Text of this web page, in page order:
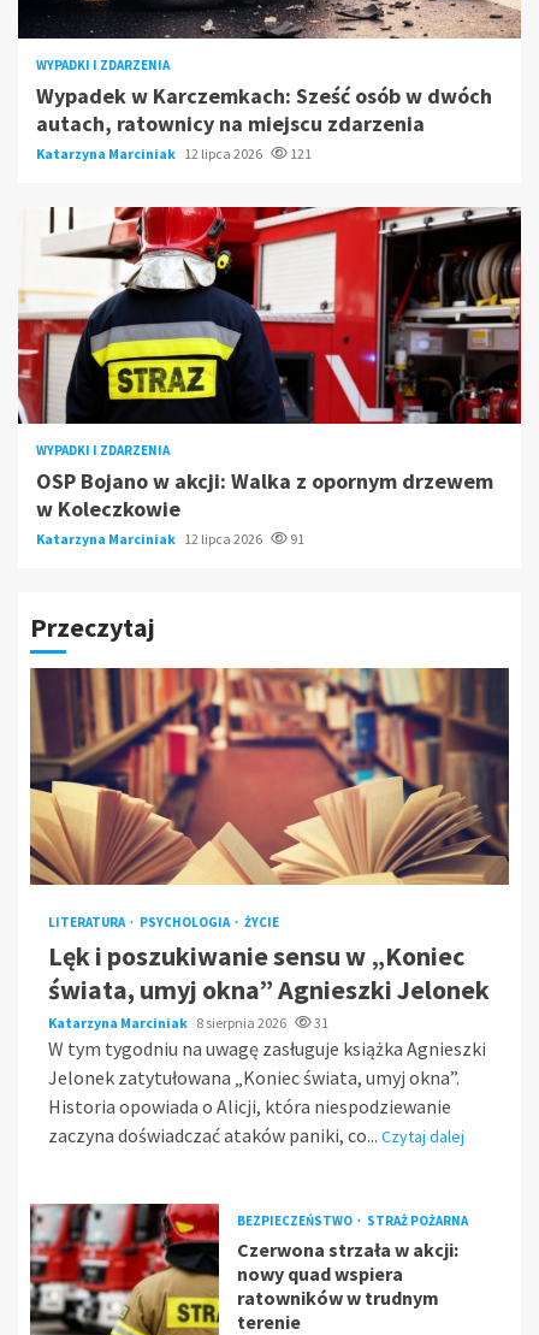
WYPADKI I ZDARZENIA
Wypadek w Karczemkach: Sześć osób w dwóch
autach, ratownicy na miejscu zdarzenia
Katarzyna Marciniak 12 lipca 2026 121
WYPADKI I ZDARZENIA
OSP Bojano w akcji: Walka z opornym drzewem
w Koleczkowie
Katarzyna Marciniak 12 lipca 2026 91
Przeczytaj
LITERATURA PSYCHOLOGIA ŻYCIE
Lęk i poszukiwanie sensu w „Koniec
świata, umyj okna” Agnieszki Jelonek
Katarzyna Marciniak 8 sierpnia 2026 31
W tym tygodniu na uwagę zasługuje książka Agnieszki
Jelonek zatytułowana „Koniec świata, umyj okna”.
Historia opowiada o Alicji, która niespodziewanie
zaczyna doświadczać ataków paniki, co... Czytaj dalej
BEZPIECZEŃSTWO STRAŻ POŻARNA
Czerwona strzała w akcji:
nowy quad wspiera
ratowników w trudnym
terenie